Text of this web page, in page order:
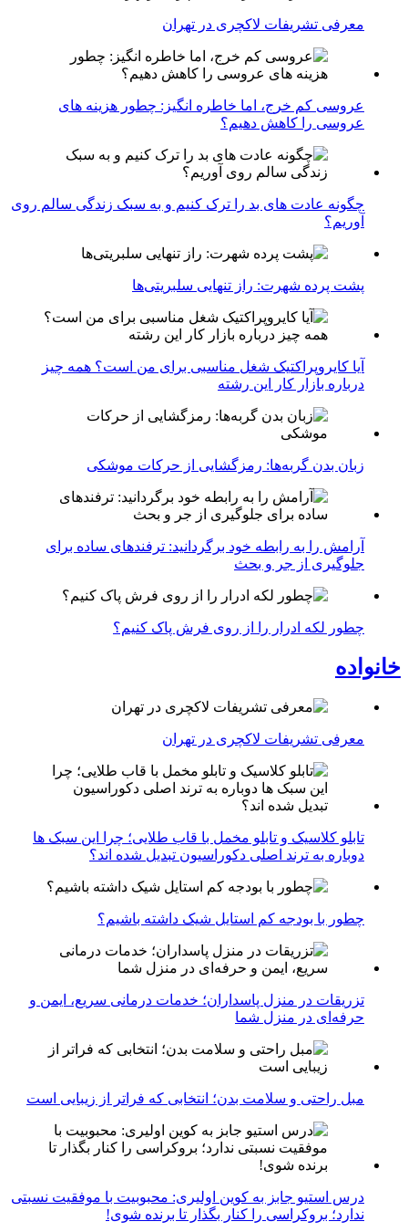
معرفی تشریفات لاکچری در تهران
عروسی کم خرج، اما خاطره انگیز: چطور هزینه های
عروسی را کاهش دهیم؟
چگونه عادت‌ های بد را ترک کنیم و به سبک زندگی سالم روی
آوریم؟
پشت پرده شهرت: راز تنهایی سلبریتی‌ها
آیا کایروپراکتیک شغل مناسبی برای من است؟ همه چیز
درباره بازار کار این رشته
زبان بدن گربه‌ها: رمزگشایی از حرکات موشکی
آرامش را به رابطه خود برگردانید: ترفندهای ساده برای
جلوگیری از جر و بحث
چطور لکه ادرار را از روی فرش پاک کنیم؟
خانواده
معرفی تشریفات لاکچری در تهران
تابلو کلاسیک و تابلو مخمل با قاب طلایی؛ چرا این سبک ها
دوباره به ترند اصلی دکوراسیون تبدیل شده اند؟
چطور با بودجه کم استایل شیک داشته باشیم؟
تزریقات در منزل پاسداران؛ خدمات درمانی سریع، ایمن و
حرفه‌ای در منزل شما
مبل راحتی و سلامت بدن؛ انتخابی که فراتر از زیبایی است
درس استیو جابز به کوین اولیری: محبوبیت با موفقیت نسبتی
ندارد؛ بروکراسی را کنار بگذار تا برنده شوی!